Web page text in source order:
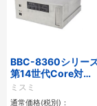
BBC-8360シリー
第14世代Core対応
フロアマウント
2PCIe
ミスミ
通常価格(税別)：